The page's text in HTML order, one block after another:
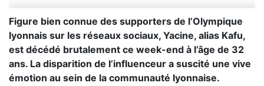
Figure bien connue des supporters de l’Olympique
lyonnais sur les réseaux sociaux, Yacine, alias Kafu,
est décédé brutalement ce week-end à l’âge de 32
ans. La disparition de l’influenceur a suscité une vive
émotion au sein de la communauté lyonnaise.